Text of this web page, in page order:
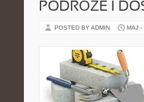
PODRÓŻE I
POSTED BY ADMIN MAJ -